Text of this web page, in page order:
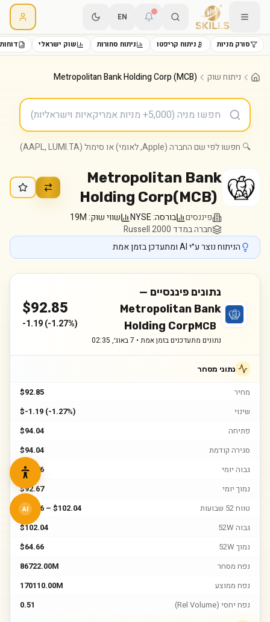
EN
סורק מניות ניתוח קריפטו ניתוח סחורות שוק ישראלי
ניתוח שוק Metropolitan Bank Holding Corp (MCB)
🔍 חפשו לפי שם החברה (Apple, לאומי) או סימול (AAPL, LUMI.TA)
Metropolitan Bank
Holding Corp(MCB)
פיננסים בורסה:NYSE שווי שוק:19M
חברה במדד Russell 2000
הניתוח נוצר ע״י AI ומתעדכן בזמן אמת
נתונים פיננסיים —
Metropolitan Bank
Holding CorpMCB
נתונים מתעדכנים בזמן אמת • 7 באוג׳, 02:35
$92.85
-1.19(-1.27%)
נתוני מסחר
מחיר
$92.85
שינוי
$-1.19 (-1.27%)
פתיחה
$94.04
סגירה קודמת
$94.04
גבוה יומי
$94.76
נמוך יומי
$92.67
טווח 52 שבועות
$64.66 – $102.04
גבוה 52W
$102.04
נמוך 52W
$64.66
נפח מסחר
86722.00M
נפח ממוצע
170110.00M
נפח יחסי (Rel Volume)
0.51
AI